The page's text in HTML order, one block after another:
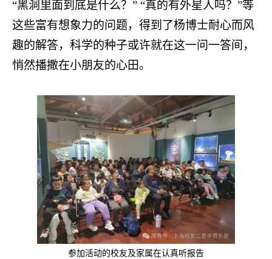
“黑洞里面到底是什么？” “真的有外星人吗？”等
这些富有想象力的问题，得到了杨博士耐心而风
趣的解答，科学的种子或许就在这一问一答间，
悄然播撒在小朋友的心田。
参加活动的校友及家属在认真听报告